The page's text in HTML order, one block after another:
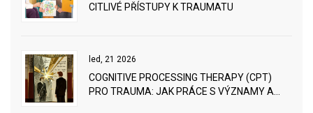
CITLIVÉ PŘÍSTUPY K TRAUMATU
led, 21 2026
COGNITIVE PROCESSING THERAPY (CPT)
PRO TRAUMA: JAK PRÁCE S VÝZNAMY A